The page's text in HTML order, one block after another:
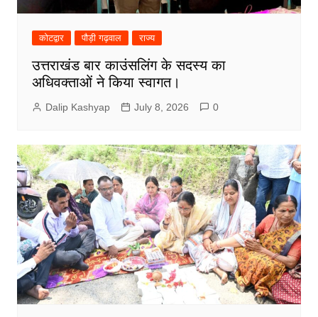
कोटद्वार पौड़ी गढ़वाल राज्य
उत्तराखंड बार काउंसलिंग के सदस्य का
अधिवक्ताओं ने किया स्वागत।
Dalip Kashyap July 8, 2026 0